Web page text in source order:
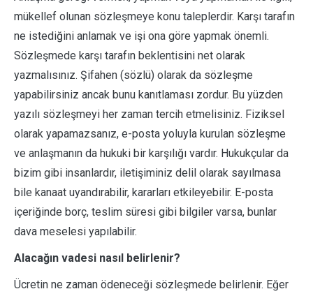
mükellef olunan sözleşmeye konu taleplerdir. Karşı tarafın
ne istediğini anlamak ve işi ona göre yapmak önemli.
Sözleşmede karşı tarafın beklentisini net olarak
yazmalısınız. Şifahen (sözlü) olarak da sözleşme
yapabilirsiniz ancak bunu kanıtlaması zordur. Bu yüzden
yazılı sözleşmeyi her zaman tercih etmelisiniz. Fiziksel
olarak yapamazsanız, e-posta yoluyla kurulan sözleşme
ve anlaşmanın da hukuki bir karşılığı vardır. Hukukçular da
bizim gibi insanlardır, iletişiminiz delil olarak sayılmasa
bile kanaat uyandırabilir, kararları etkileyebilir. E-posta
içeriğinde borç, teslim süresi gibi bilgiler varsa, bunlar
dava meselesi yapılabilir.
Alacağın vadesi nasıl belirlenir?
Ücretin ne zaman ödeneceği sözleşmede belirlenir. Eğer